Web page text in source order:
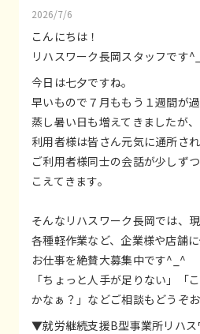
2026/7/6
こんにちは！
リハスワーク長岡スタッフです
今日は七夕ですね。
早いもので７月ももう１週間が
蒸し暑い日も増えてきましたが
利用者様は皆さん元気に通所され
ご利用者様同士の会話が少しず
こえてきます。
そんなリハスワーク長岡では、
各種軽作業など、企業様や店舗
お仕事を絶賛大募集中です^_^
「ちょっと人手が足りない」「
かなぁ？」などご相談もどうぞ
▼就労継続支援B型事業所リハス